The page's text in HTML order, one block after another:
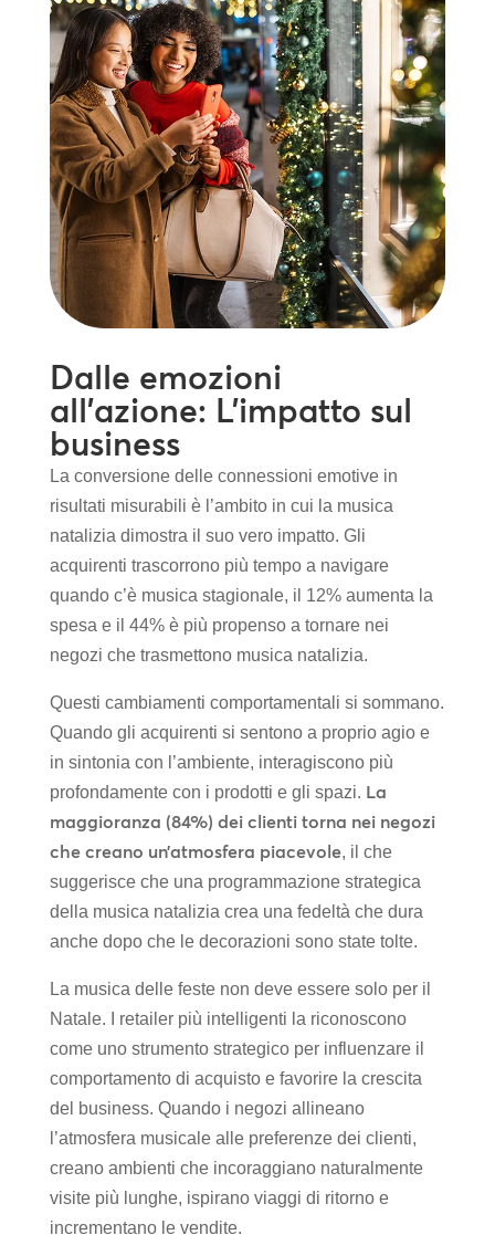
Dalle emozioni
all’azione: L’impatto sul
business
La conversione delle connessioni emotive in
risultati misurabili è l’ambito in cui la musica
natalizia dimostra il suo vero impatto. Gli
acquirenti trascorrono più tempo a navigare
quando c’è musica stagionale, il 12% aumenta la
spesa e il 44% è più propenso a tornare nei
negozi che trasmettono musica natalizia.
Questi cambiamenti comportamentali si sommano.
Quando gli acquirenti si sentono a proprio agio e
in sintonia con l’ambiente, interagiscono più
profondamente con i prodotti e gli spazi. La
maggioranza (84%) dei clienti torna nei negozi
che creano un’atmosfera piacevole, il che
suggerisce che una programmazione strategica
della musica natalizia crea una fedeltà che dura
anche dopo che le decorazioni sono state tolte.
La musica delle feste non deve essere solo per il
Natale. I retailer più intelligenti la riconoscono
come uno strumento strategico per influenzare il
comportamento di acquisto e favorire la crescita
del business. Quando i negozi allineano
l’atmosfera musicale alle preferenze dei clienti,
creano ambienti che incoraggiano naturalmente
visite più lunghe, ispirano viaggi di ritorno e
incrementano le vendite.